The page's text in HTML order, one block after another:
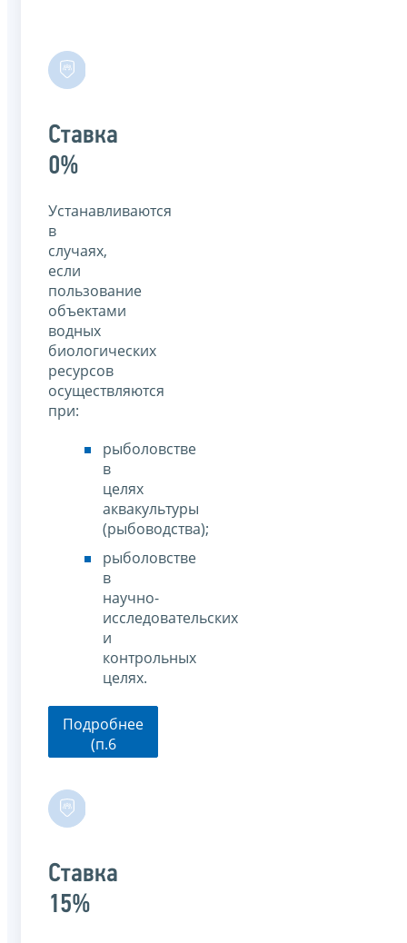
Ставка
0%
Устанавливаются
в
случаях,
если
пользование
объектами
водных
биологических
ресурсов
осуществляются
при:
рыболовстве
в
целях
аквакультуры
(рыбоводства);
рыболовстве
в
научно-
исследовательских
и
контрольных
целях.
Подробнее
(п.6
ст.333.3 НК
Ставка
15%